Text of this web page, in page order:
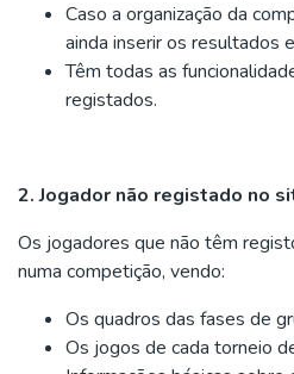
Caso a organização da
ainda inserir os resultados
Têm todas as
registados.
2. Jogador não registado no
Os jogadores que não têm
numa competição, vendo:
Os quadros das fases de
Os jogos de cada torneio